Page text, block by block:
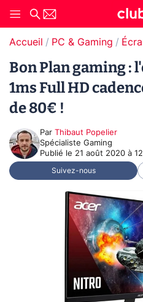
Accueil PC & Gaming
Bon Plan gaming :
1ms Full HD
de 80€ !
Par Thibaut Popelier
Spécialiste Gaming
Publié le 21 août 2020 à
Suivez-nous